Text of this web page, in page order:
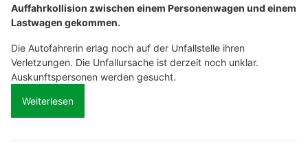
Auffahrkollision zwischen einem Personenwagen und einem
Lastwagen gekommen.
Die Autofahrerin erlag noch auf der Unfallstelle ihren
Verletzungen. Die Unfallursache ist derzeit noch unklar.
Auskunftspersonen werden gesucht.
Weiterlesen